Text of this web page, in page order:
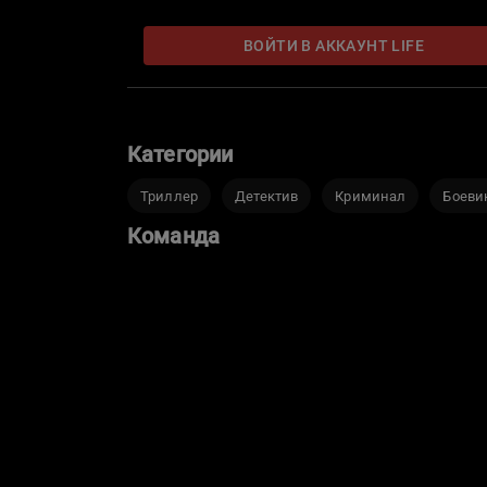
ВОЙТИ В АККАУНТ LIFE
Категории
Триллер Детектив Криминал
Команда